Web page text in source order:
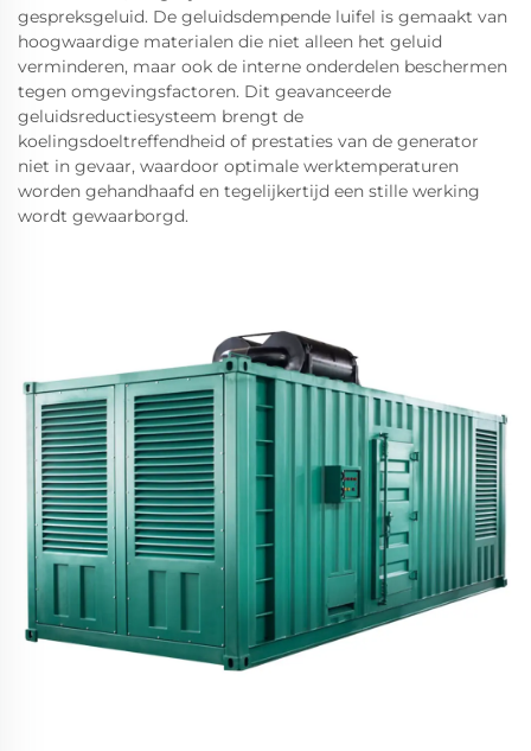
gespreksgeluid. De geluidsdempende luifel is gemaakt van
hoogwaardige materialen die niet alleen het geluid
verminderen, maar ook de interne onderdelen beschermen
tegen omgevingsfactoren. Dit geavanceerde
geluidsreductiesysteem brengt de
koelingsdoeltreffendheid of prestaties van de generator
niet in gevaar, waardoor optimale werktemperaturen
worden gehandhaafd en tegelijkertijd een stille werking
wordt gewaarborgd.